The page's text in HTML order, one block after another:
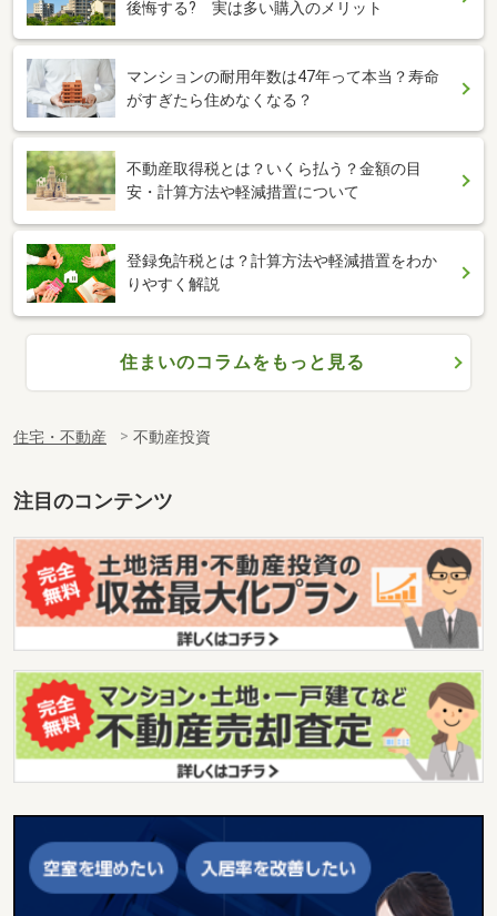
後悔する? 実は多い購入のメリット
マンションの耐用年数は47年って本当？寿命
がすぎたら住めなくなる？
不動産取得税とは？いくら払う？金額の目
安・計算方法や軽減措置について
登録免許税とは？計算方法や軽減措置をわか
りやすく解説
住まいのコラムをもっと見る
住宅・不動産 不動産投資
注目のコンテンツ